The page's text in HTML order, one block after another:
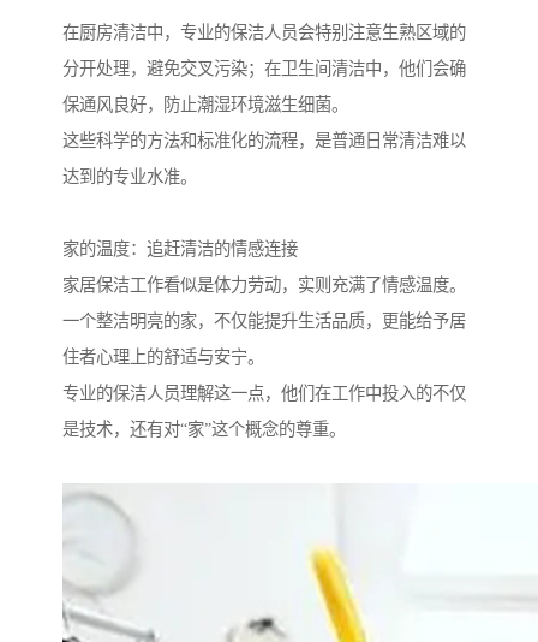
在厨房清洁中，专业的保洁人员会特别注意生熟区域的
分开处理，避免交叉污染；在卫生间清洁中，他们会确
保通风良好，防止潮湿环境滋生细菌。
这些科学的方法和标准化的流程，是普通日常清洁难以
达到的专业水准。
家的温度：追赶清洁的情感连接
家居保洁工作看似是体力劳动，实则充满了情感温度。
一个整洁明亮的家，不仅能提升生活品质，更能给予居
住者心理上的舒适与安宁。
专业的保洁人员理解这一点，他们在工作中投入的不仅
是技术，还有对“家”这个概念的尊重。